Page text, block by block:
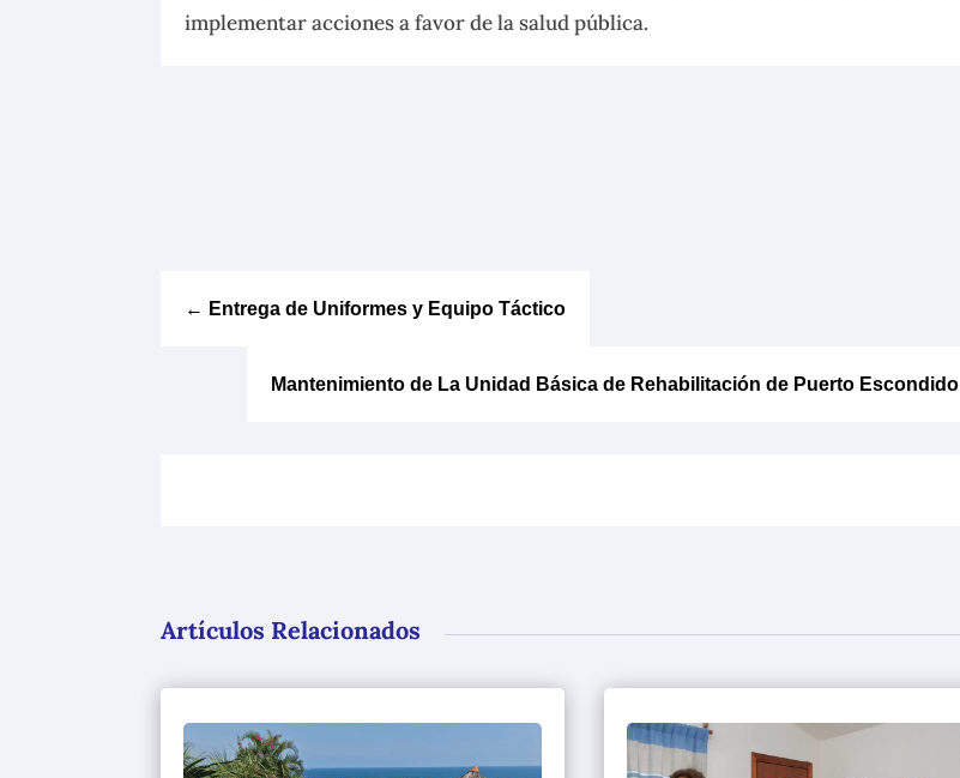
implementar acciones a favor de la salud pública.
← Entrega de Uniformes y Equipo Táctico
Mantenimiento de La Unidad Básica de Rehabilitación de Puerto Escondido
Artículos Relacionados